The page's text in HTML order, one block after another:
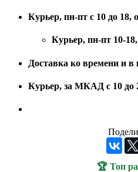
Курьер, пн-пт с 10 до 18,
Курьер, пн-пт 10-
Доставка ко времени и в
Курьер, за МКАД с 10 до
🏆 Топ